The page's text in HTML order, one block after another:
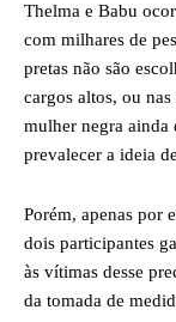
Thelma e Babu
com milhares de
pretas não são
cargos altos, ou
mulher negra ainda
prevalecer a ideia
Porém, apenas por
dois participantes
às vítimas desse
da tomada de